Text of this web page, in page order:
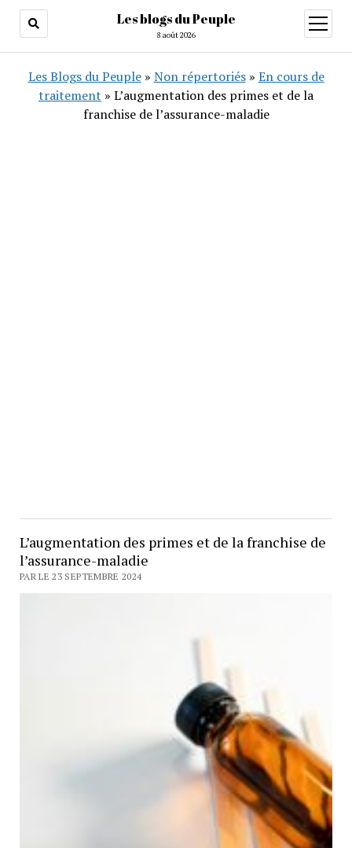
Les blogs du Peuple
8 août 2026
ouvrir
menu
Les Blogs du Peuple» Non répertoriés» En cours de
traitement » L’augmentation des primes et de la
franchise de l’assurance-maladie
L’augmentation des primes et de la franchise de
l’assurance-maladie
PAR LE 23 SEPTEMBRE 2024